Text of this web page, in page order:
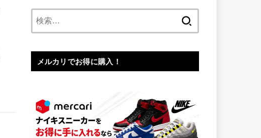
メルカリでお得に購入！